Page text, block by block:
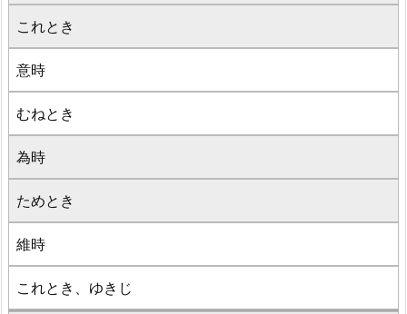
これとき
意時
むねとき
為時
ためとき
維時
これとき、ゆきじ